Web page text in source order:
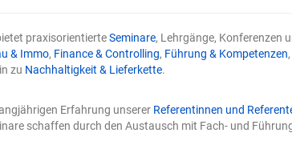
formatiert – und völlig belanglos. Ein paar
Durchschnittswerte, eine generische
Beobachtung. Nichts, womit sich eine
An unseren bereits formulierten zwei
Was ändert sich gerade beim Einsatz von
praxisorientierteSeminare, Lehrgänge, Konferenzen
& Immo, Finance & Controlling, Führung & Kompetenzen,
zu Nachhaltigkeit & Lieferkette.
Erfahrung unserer Referentinnen und
schaffen durch den Austausch mit Fach- und